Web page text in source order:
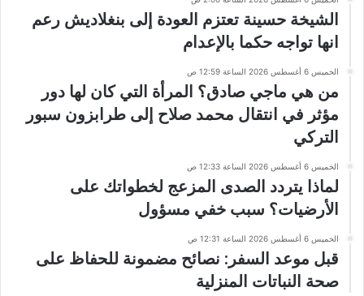
الشيخة حسينة تعتزم العودة إلى بنغلاديش رعم
انها تواجه حكما بالإعدام
الخميس 6 أغسطس 2026 الساعة 12:59 ص
من هي ماجي صادق؟ المرأة التي كان لها دور
مؤثر في انتقال محمد صلاح إلى طرابزون سبور
التركي
الخميس 6 أغسطس 2026 الساعة 12:33 ص
لماذا يتردد الصدى المزعج لخطواتك على
الأرضيات؟ سبب خفي مسؤول
الخميس 6 أغسطس 2026 الساعة 12:31 ص
قبل موعد السفر: نصائح مضمونة للحفاظ على
صحة النباتات المنزلية